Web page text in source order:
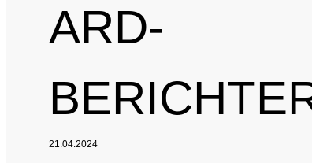
Nationales
ARD-
21.04.2024